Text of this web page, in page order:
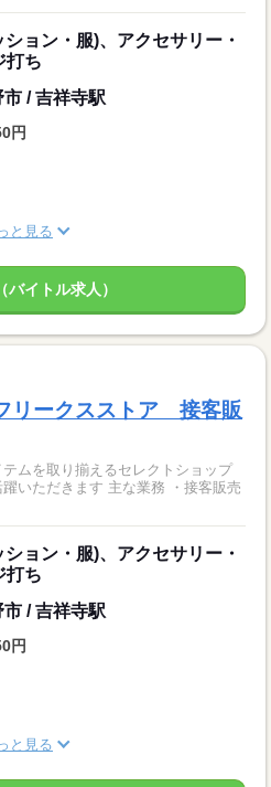
ョン・服)、アクセサリー・
打ち
/ 吉祥寺駅
円
と見る
バイトル求人）
リークスストア 接客販
ムを取り揃えるセレクトショップ
いただきます 主な業務 ・接客販売
ョン・服)、アクセサリー・
打ち
/ 吉祥寺駅
円
と見る